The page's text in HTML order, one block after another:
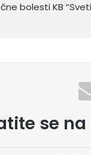
bolesti KB
se